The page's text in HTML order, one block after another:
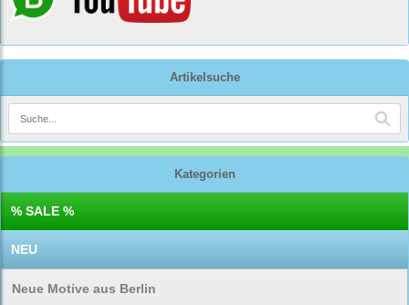
Artikelsuche
Kategorien
% SALE %
NEU
Neue Motive aus Berlin